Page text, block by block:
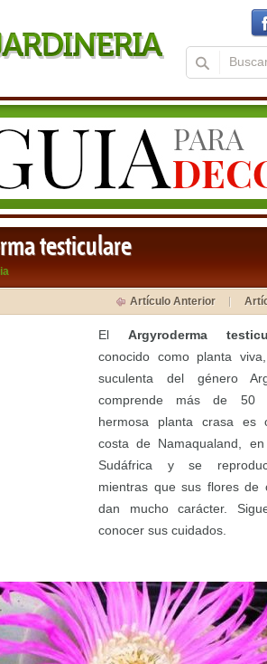
testiculare
Artículo Anterior
El Argyroderma
conocido como planta
suculenta del género
comprende más de 50
hermosa planta crasa es
costa de Namaqualand,
Sudáfrica y se
mientras que sus flores de
dan mucho carácter.
conocer sus cuidados.